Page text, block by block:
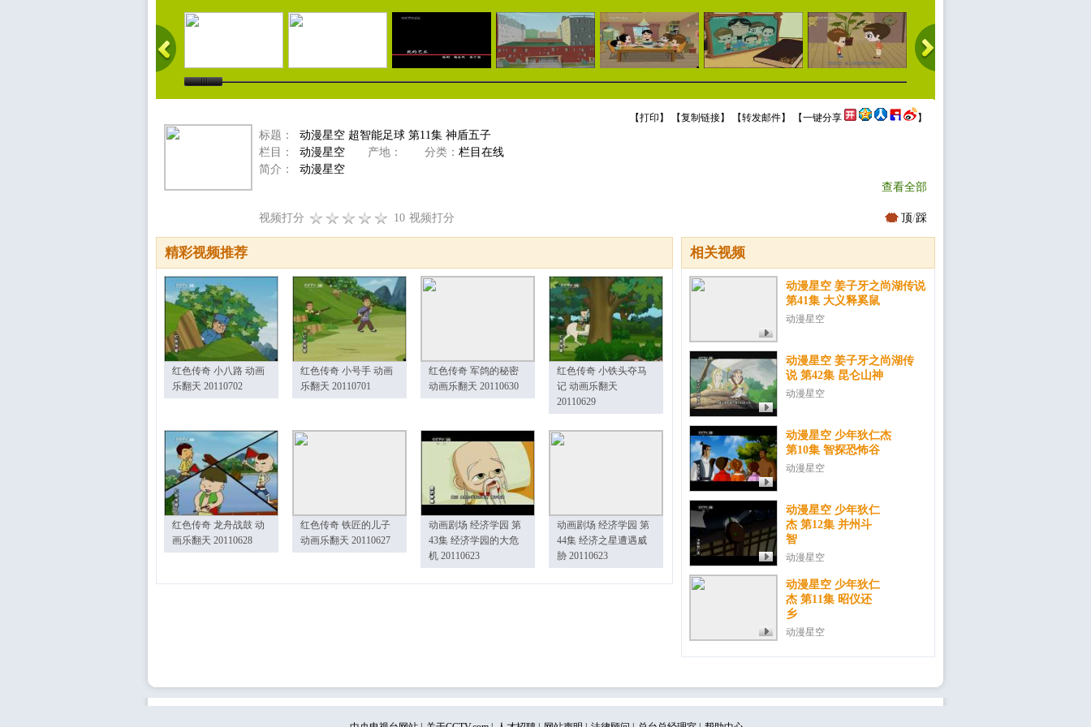
【打印 】 【复制链接】 【转发邮件】 【一键分享 】
标题：
动漫星空 超智能足球 第11集 神盾五子
栏目：
动漫星空 产地： 分类： 栏目在线
简介：
动漫星空
查看全部
视频打分 10 视频打分 顶/踩
相关视频
动漫星空 姜子牙之尚湖传说
第41集 大义释奚鼠
动漫星空
动漫星空 姜子牙之尚湖传
说 第42集 昆仑山神
动漫星空
动漫星空 少年狄仁杰
第10集 智探恐怖谷
动漫星空
动漫星空 少年狄仁
杰 第12集 并州斗
智
动漫星空
动漫星空 少年狄仁
杰 第11集 昭仪还
乡
动漫星空
精彩视频推荐
红色传奇 小八路 动画
乐翻天 20110702
红色传奇 小号手 动画
乐翻天 20110701
红色传奇 军鸽的秘密
动画乐翻天 20110630
红色传奇 小铁头夺马
记 动画乐翻天
20110629
红色传奇 龙舟战鼓 动
画乐翻天 20110628
红色传奇 铁匠的儿子
动画乐翻天 20110627
动画剧场 经济学园 第
43集 经济学园的大危
机 20110623
动画剧场 经济学园 第
44集 经济之星遭遇威
胁 20110623